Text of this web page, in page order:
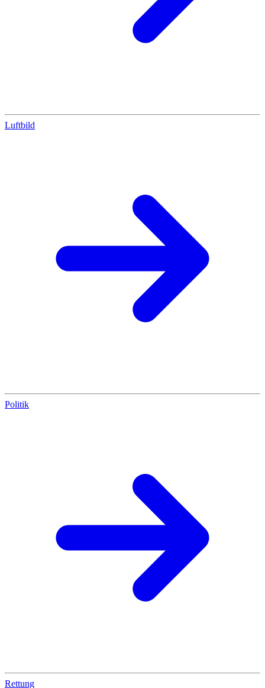
Luftbild
Politik
Rettung